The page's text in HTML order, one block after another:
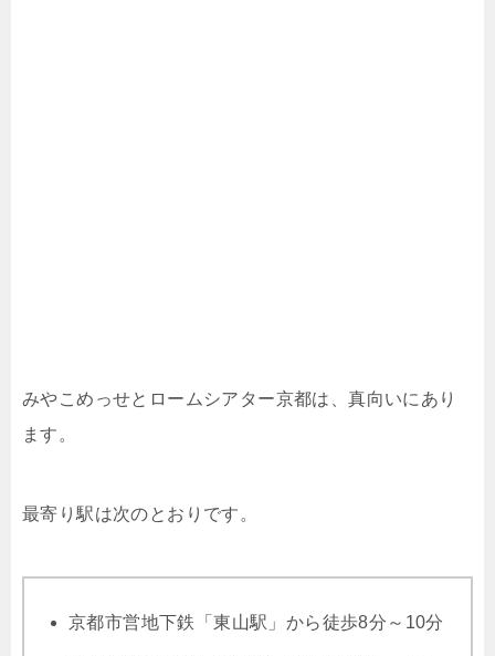
みやこめっせとロームシアター京都は、真向いにあり
ます。
最寄り駅は次のとおりです。
京都市営地下鉄「東山駅」から徒歩8分～10分